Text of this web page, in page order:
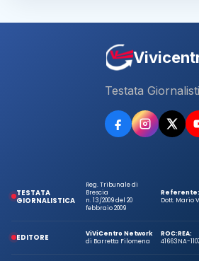
Testata
TESTATA
GIORNALISTICA
Reg. Tribunale di
Brescia
n. 13/2009 del 20
febbraio 2009
Referente:
Dott. Mario
EDITORE
ViViCentro Network
di Barretta Filomena
ROC:
41663
REA:
NA-